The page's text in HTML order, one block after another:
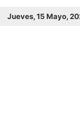
Jueves, 15 Mayo,